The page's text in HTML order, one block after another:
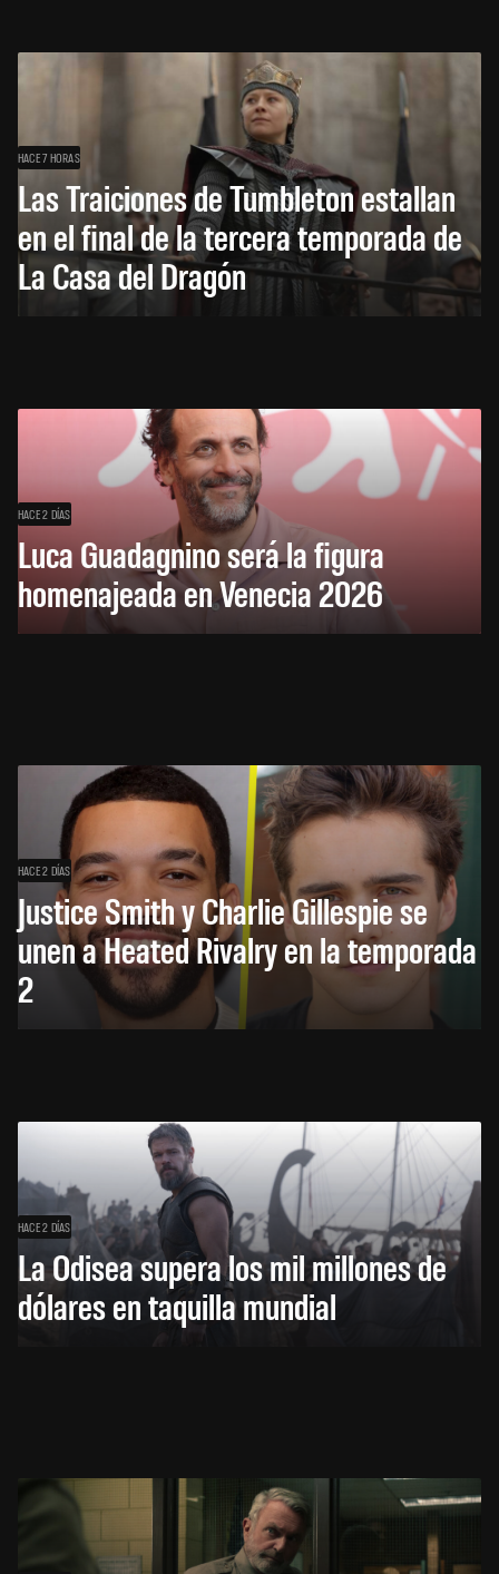
HACE 7 HORAS
Las Traiciones de Tumbleton estallan
en el final de la tercera temporada de
La Casa del Dragón
HACE 2 DÍAS
Luca Guadagnino será la figura
homenajeada en Venecia 2026
HACE 2 DÍAS
Justice Smith y Charlie Gillespie se
unen a Heated Rivalry en la temporada
2
HACE 2 DÍAS
La Odisea supera los mil millones de
dólares en taquilla mundial